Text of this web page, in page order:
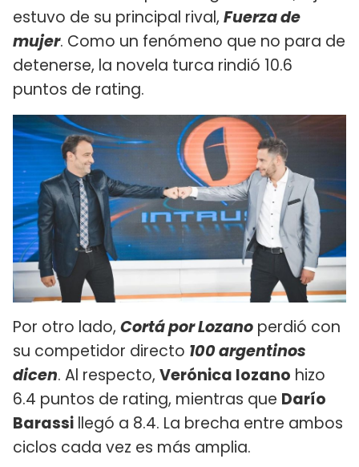
estuvo de su principal rival, Fuerza de
mujer. Como un fenómeno que no para de
detenerse, la novela turca rindió 10.6
puntos de rating.
Por otro lado, Cortá por Lozano perdió con
su competidor directo 100 argentinos
dicen. Al respecto, Verónica lozano hizo
6.4 puntos de rating, mientras que Darío
Barassi llegó a 8.4. La brecha entre ambos
ciclos cada vez es más amplia.